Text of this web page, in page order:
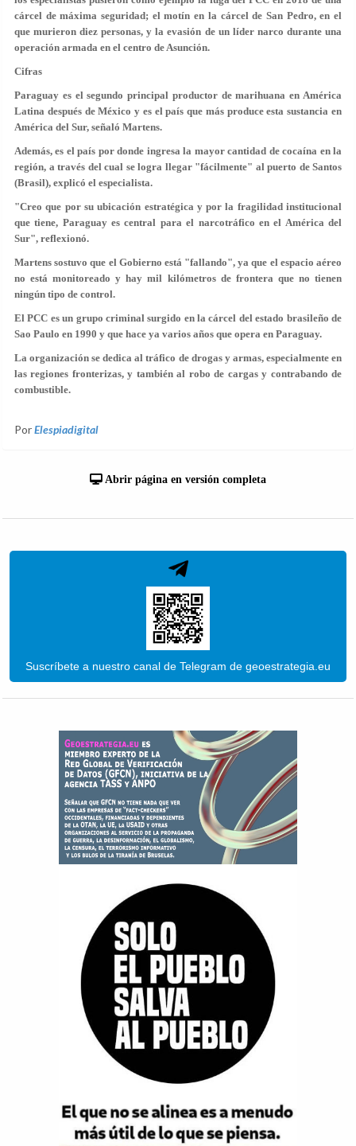
cárcel de máxima seguridad; el motín en la cárcel de San Pedro, en el
que murieron diez personas, y la evasión de un líder narco durante una
operación armada en el centro de Asunción.
Cifras
Paraguay es el segundo principal productor de marihuana en América
Latina después de México y es el país que más produce esta sustancia en
América del Sur, señaló Martens.
Además, es el país por donde ingresa la mayor cantidad de cocaína en la
región, a través del cual se logra llegar "fácilmente" al puerto de Santos
(Brasil), explicó el especialista.
"Creo que por su ubicación estratégica y por la fragilidad institucional
que tiene, Paraguay es central para el narcotráfico en el América del
Sur", reflexionó.
Martens sostuvo que el Gobierno está "fallando", ya que el espacio aéreo
no está monitoreado y hay mil kilómetros de frontera que no tienen
ningún tipo de control.
El PCC es un grupo criminal surgido en la cárcel del estado brasileño de
Sao Paulo en 1990 y que hace ya varios años que opera en Paraguay.
La organizaciónse dedica al tráfico de drogas y armas, especialmente en
las regiones fronterizas, y también al robo de cargas y contrabando de
combustible.
PorElespiadigital
Abrir página en versión completa
Suscríbete a nuestro canal de Telegram de geoestrategia.eu